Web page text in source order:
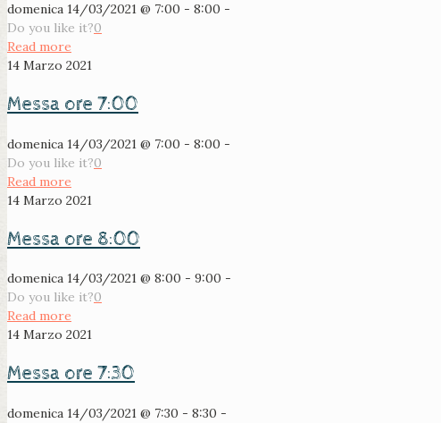
domenica 14/03/2021 @ 7:00 - 8:00 -
Do you like it?0
Read more
14 Marzo 2021
Messa ore 7:00
domenica 14/03/2021 @ 7:00 - 8:00 -
Do you like it?0
Read more
14 Marzo 2021
Messa ore 8:00
domenica 14/03/2021 @ 8:00 - 9:00 -
Do you like it?0
Read more
14 Marzo 2021
Messa ore 7:30
domenica 14/03/2021 @ 7:30 - 8:30 -